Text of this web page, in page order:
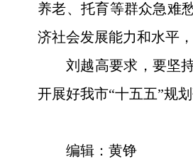
养老、托育等群众急难
济社会发展能力和水平
刘越高要求，要坚
开展好我市“十五五”规
编辑：黄铮